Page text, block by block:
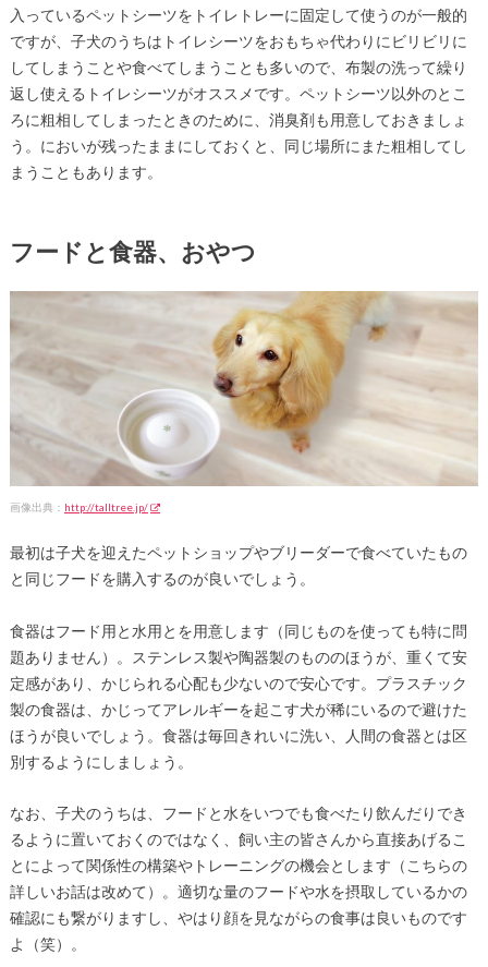
入っているペットシーツをトイレトレーに固定して使うのが一般的
ですが、子犬のうちはトイレシーツをおもちゃ代わりにビリビリに
してしまうことや食べてしまうことも多いので、布製の洗って繰り
返し使えるトイレシーツがオススメです。ペットシーツ以外のとこ
ろに粗相してしまったときのために、消臭剤も用意しておきましょ
う。においが残ったままにしておくと、同じ場所にまた粗相してし
まうこともあります。
フードと食器、おやつ
画像出典： http://talltree.jp/
最初は子犬を迎えたペットショップやブリーダーで食べていたもの
と同じフードを購入するのが良いでしょう。
食器はフード用と水用とを用意します（同じものを使っても特に問
題ありません）。ステンレス製や陶器製のもののほうが、重くて安
定感があり、かじられる心配も少ないので安心です。プラスチック
製の食器は、かじってアレルギーを起こす犬が稀にいるので避けた
ほうが良いでしょう。食器は毎回きれいに洗い、人間の食器とは区
別するようにしましょう。
なお、子犬のうちは、フードと水をいつでも食べたり飲んだりでき
るように置いておくのではなく、飼い主の皆さんから直接あげるこ
とによって関係性の構築やトレーニングの機会とします（こちらの
詳しいお話は改めて）。適切な量のフードや水を摂取しているかの
確認にも繋がりますし、やはり顔を見ながらの食事は良いものです
よ（笑）。